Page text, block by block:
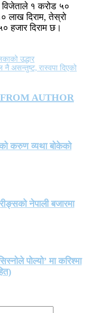
विजेताले १ करोड ५०
लाख दिराम, तेस्रो
हजार दिराम छ।
उद्धार
असन्तुष्ट, रास्वपा दिएको
AUTHOR
करुण व्यथा बोकेको
नेपाली बजारमा
पोल्यो’ मा करिश्मा